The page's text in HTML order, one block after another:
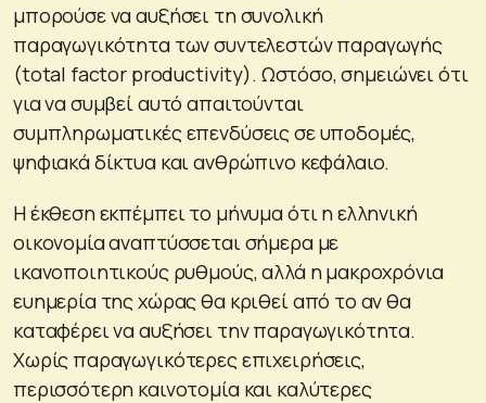
μπορούσε να αυξήσει τη συνολική
παραγωγικότητα των συντελεστών παραγωγής
(total factor productivity). Ωστόσο, σημειώνει ότι
για να συμβεί αυτό απαιτούνται
συμπληρωματικές επενδύσεις σε υποδομές,
ψηφιακά δίκτυα και ανθρώπινο κεφάλαιο.
Η έκθεση εκπέμπει το μήνυμα ότι η ελληνική
οικονομία αναπτύσσεται σήμερα με
ικανοποιητικούς ρυθμούς, αλλά η μακροχρόνια
ευημερία της χώρας θα κριθεί από το αν θα
καταφέρει να αυξήσει την παραγωγικότητα.
Χωρίς παραγωγικότερες επιχειρήσεις,
περισσότερη καινοτομία και καλύτερες